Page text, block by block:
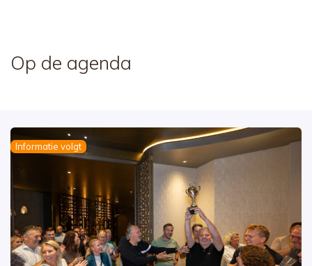
Op de agenda
Informatie volgt